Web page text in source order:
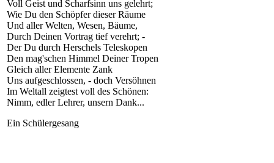
Voll Geist und Scharfsinn uns gelehrt;
Wie Du den Schöpfer dieser Räume
Und aller Welten, Wesen, Bäume,
Durch Deinen Vortrag tief verehrt; -
Der Du durch Herschels Teleskopen
Den mag'schen Himmel Deiner Tropen
Gleich aller Elemente Zank
Uns aufgeschlossen, - doch Versöhnen
Im Weltall zeigtest voll des Schönen:
Nimm, edler Lehrer, unsern Dank...
Ein Schülergesang